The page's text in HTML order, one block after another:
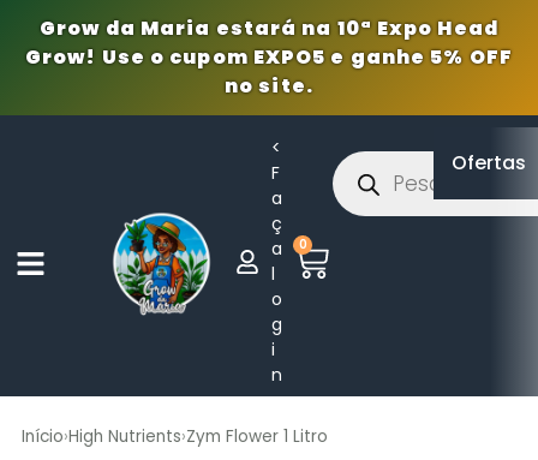
Grow da Maria estará na 10ª Expo Head
Grow! Use o cupom EXPO5 e ganhe 5% OFF
no site.
<
F
a
ç
a
l
o
g
i
n
0
Ofertas
Início›High Nutrients›Zym Flower 1 Litro